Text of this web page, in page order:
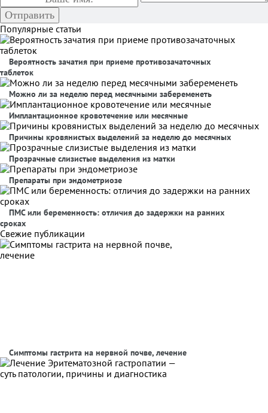
Популярные статьи
Вероятность зачатия при приеме противозачаточных
таблеток
Можно ли за неделю перед месячными забеременеть
Имплантационное кровотечение или месячные
Причины кровянистых выделений за неделю до месячных
Прозрачные слизистые выделения из матки
Препараты при эндометриозе
ПМС или беременность: отличия до задержки на ранних
сроках
Свежие публикации
Симптомы гастрита на нервной почве, лечение